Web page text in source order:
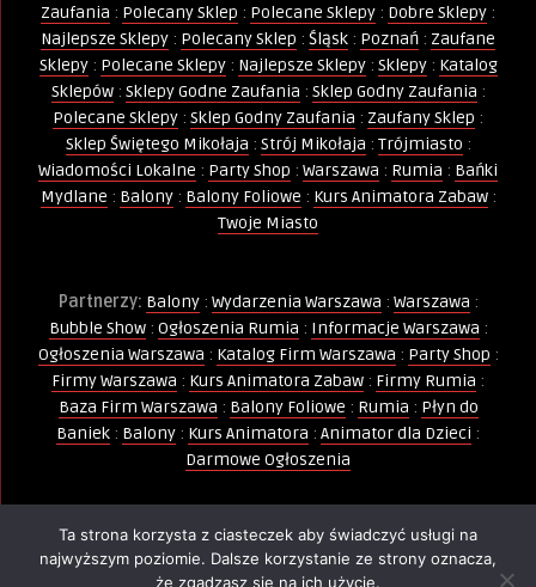
Zaufania : Polecany Sklep : Polecane Sklepy : Dobre Sklepy :
Najlepsze Sklepy : Polecany Sklep : Śląsk : Poznań : Zaufane
Sklepy: Polecane Sklepy: Najlepsze Sklepy: Sklepy: Katalog
Sklepów: Sklepy Godne Zaufania : Sklep Godny Zaufania :
Polecane Sklepy : Sklep Godny Zaufania : Zaufany Sklep :
Sklep Świętego Mikołaja : Strój Mikołaja : Trójmiasto :
Wiadomości Lokalne : Party Shop : Warszawa : Rumia : Bańki
Mydlane : Balony: Balony Foliowe : Kurs Animatora Zabaw:
Twoje Miasto
Partnerzy: Balony: Wydarzenia Warszawa : Warszawa :
Bubble Show: Ogłoszenia Rumia : Informacje Warszawa :
Ogłoszenia Warszawa : Katalog Firm Warszawa : Party Shop :
Firmy Warszawa : Kurs Animatora Zabaw : Firmy Rumia :
Baza Firm Warszawa : Balony Foliowe : Rumia : Płyn do
Baniek : Balony : Kurs Animatora : Animator dla Dzieci :
Darmowe Ogłoszenia
Wszelkie Prawa Zastrzeżone - Kopiowanie, powielanie i
wykorzystywanie treści, zdjęć, grafik jest zabronione -
Ta strona korzysta z ciasteczek aby świadczyć usługi na
najwyższym poziomie. Dalsze korzystanie ze strony oznacza,
że zgadzasz się na ich użycie.